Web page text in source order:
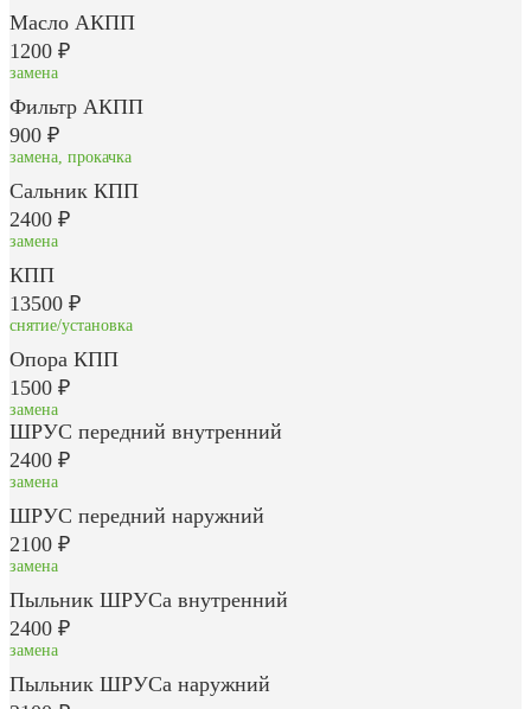
Масло АКПП
1200 ₽
замена
Фильтр АКПП
900 ₽
замена, прокачка
Сальник КПП
2400 ₽
замена
КПП
13500 ₽
снятие/установка
Опора КПП
1500 ₽
замена
ШРУС передний внутренний
2400 ₽
замена
ШРУС передний наружний
2100 ₽
замена
Пыльник ШРУСа внутренний
2400 ₽
замена
Пыльник ШРУСа наружний